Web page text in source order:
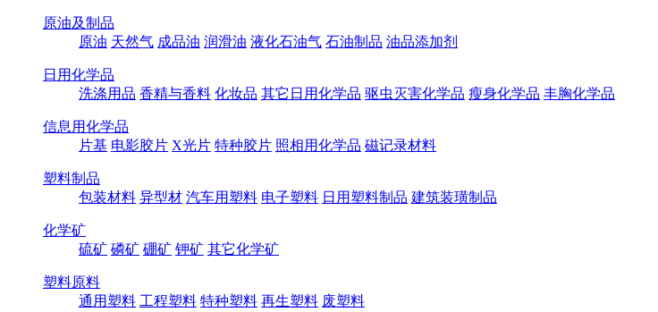
原油及制品
原油 天然气 成品油 润滑油 液化石油气 石油制品 油品添加剂
日用化学品
洗涤用品 香精与香料 化妆品 其它日用化学品 驱虫灭害化学品 瘦身化学品 丰胸化学品
信息用化学品
片基 电影胶片 X光片 特种胶片 照相用化学品 磁记录材料
塑料制品
包装材料 异型材 汽车用塑料 电子塑料 日用塑料制品 建筑装璜制品
化学矿
硫矿 磷矿 硼矿 钾矿 其它化学矿
塑料原料
通用塑料 工程塑料 特种塑料 再生塑料 废塑料